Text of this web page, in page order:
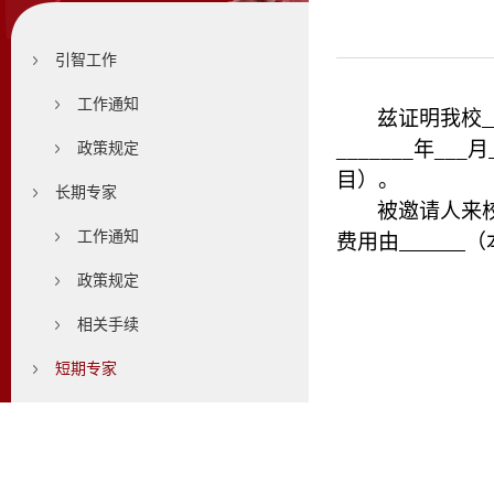
引智工作
工作通知
政策规定
长期专家
工作通知
政策规定
相关手续
短期专家
兹证明我校
年
月
目）。
被邀请人来
费用由